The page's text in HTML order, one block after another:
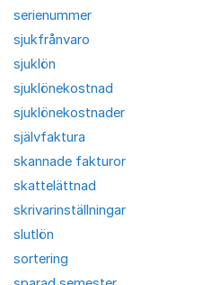
serienummer
sjukfrånvaro
sjuklön
sjuklönekostnad
sjuklönekostnader
självfaktura
skannade fakturor
skattelättnad
skrivarinställningar
slutlön
sortering